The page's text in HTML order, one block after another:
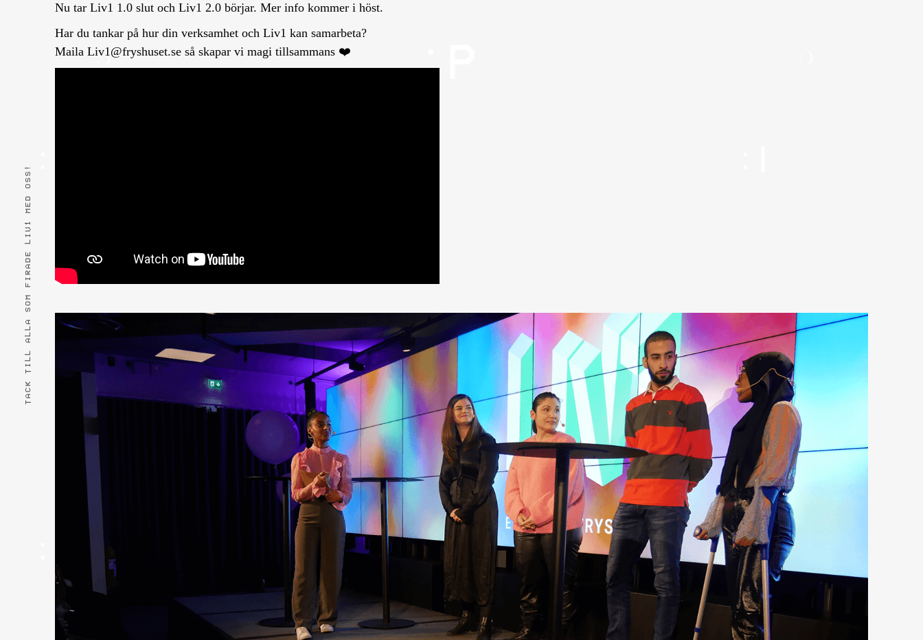
TACK TILL ALLA SOM FIRADE LIV1 MED OSS!
Nu tar Liv1 1.0 slut och Liv1 2.0 börjar. Mer info kommer i höst.
Har du tankar på hur din verksamhet och Liv1 kan samarbeta?
Maila Liv1@fryshuset.se så skapar vi magi tillsammans ❤️